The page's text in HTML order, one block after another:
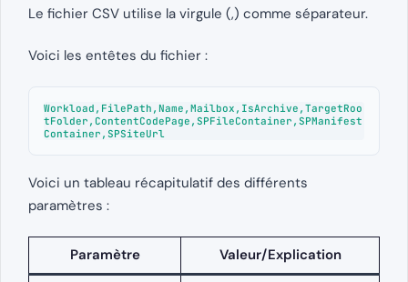
Le fichier CSV utilise la virgule (,) comme séparateur.
Voici les entêtes du fichier :
Workload,FilePath,Name,Mailbox,IsArchive,TargetRoo
tFolder,ContentCodePage,SPFileContainer,SPManifest
Container,SPSiteUrl
Voici un tableau récapitulatif des différents
paramètres :
Paramètre Valeur/Explication